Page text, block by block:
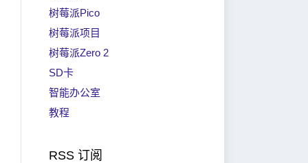
树莓派Pico
树莓派项目
树莓派Zero 2
SD卡
智能办公室
教程
RSS 订阅